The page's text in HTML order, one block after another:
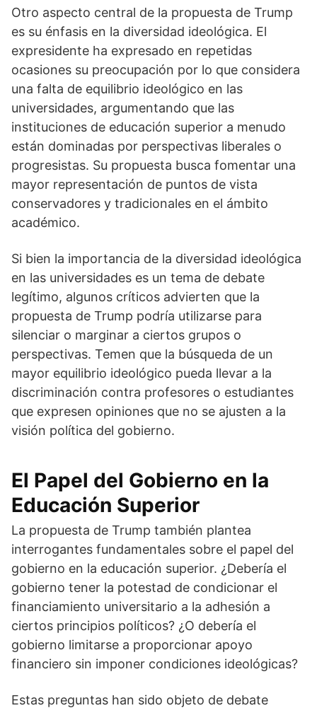
Otro aspecto central de la propuesta de Trump
es su énfasis en la diversidad ideológica. El
expresidente ha expresado en repetidas
ocasiones su preocupación por lo que considera
una falta de equilibrio ideológico en las
universidades, argumentando que las
instituciones de educación superior a menudo
están dominadas por perspectivas liberales o
progresistas. Su propuesta busca fomentar una
mayor representación de puntos de vista
conservadores y tradicionales en el ámbito
académico.
Si bien la importancia de la diversidad ideológica
en las universidades es un tema de debate
legítimo, algunos críticos advierten que la
propuesta de Trump podría utilizarse para
silenciar o marginar a ciertos grupos o
perspectivas. Temen que la búsqueda de un
mayor equilibrio ideológico pueda llevar a la
discriminación contra profesores o estudiantes
que expresen opiniones que no se ajusten a la
visión política del gobierno.
El Papel del Gobierno en la
Educación Superior
La propuesta de Trump también plantea
interrogantes fundamentales sobre el papel del
gobierno en la educación superior. ¿Debería el
gobierno tener la potestad de condicionar el
financiamiento universitario a la adhesión a
ciertos principios políticos? ¿O debería el
gobierno limitarse a proporcionar apoyo
financiero sin imponer condiciones ideológicas?
Estas preguntas han sido objeto de debate